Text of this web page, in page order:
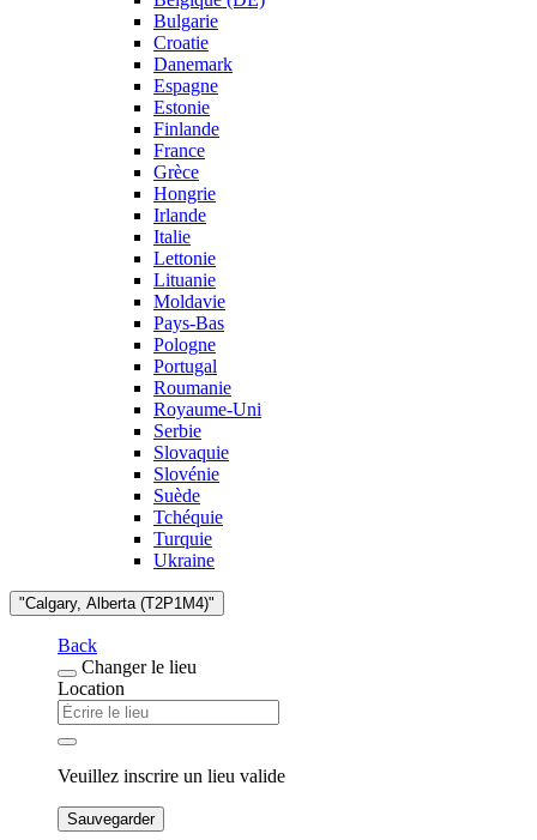
Bulgarie
Croatie
Danemark
Espagne
Estonie
Finlande
France
Grèce
Hongrie
Irlande
Italie
Lettonie
Lituanie
Moldavie
Pays-Bas
Pologne
Portugal
Roumanie
Royaume-Uni
Serbie
Slovaquie
Slovénie
Suède
Tchéquie
Turquie
Ukraine
"Calgary, Alberta (T2P1M4)"
Back
Changer le lieu
Location
Veuillez inscrire un lieu valide
Sauvegarder